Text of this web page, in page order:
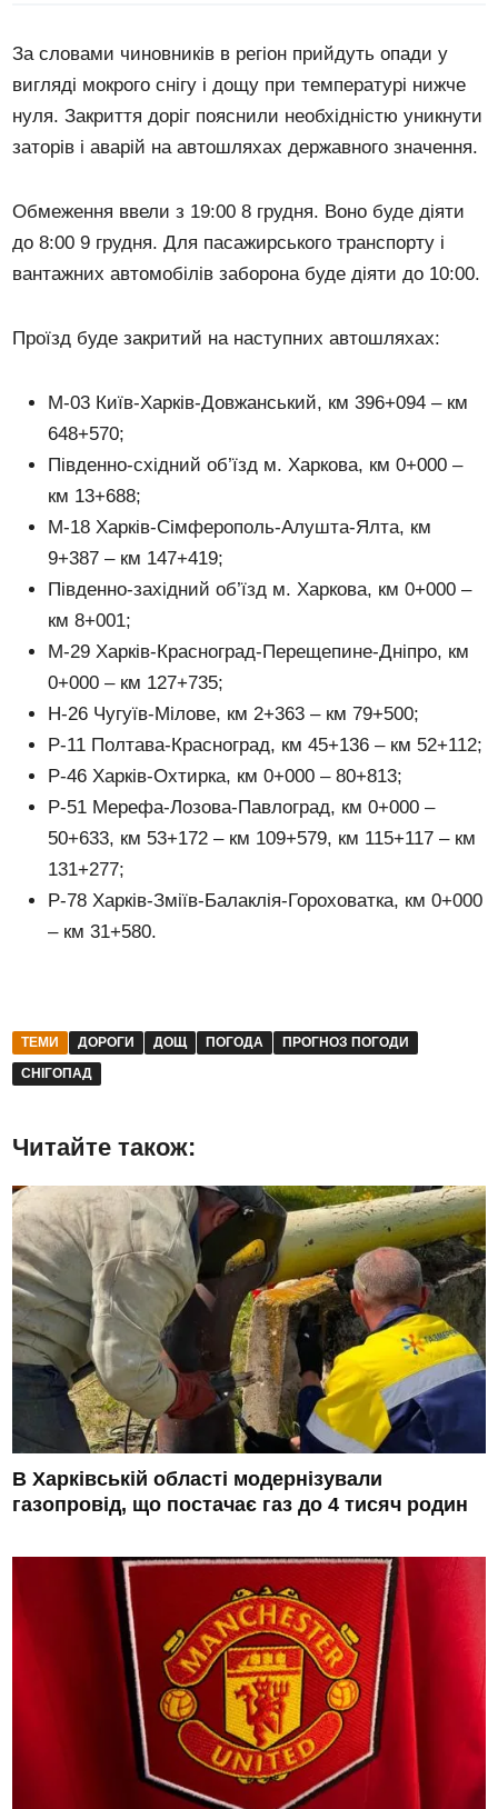
За словами чиновників в регіон прийдуть опади у
вигляді мокрого снігу і дощу при температурі нижче
нуля. Закриття доріг пояснили необхідністю уникнути
заторів і аварій на автошляхах державного значення.
Обмеження ввели з 19:00 8 грудня. Воно буде діяти
до 8:00 9 грудня. Для пасажирського транспорту і
вантажних автомобілів заборона буде діяти до 10:00.
Проїзд буде закритий на наступних автошляхах:
М-03 Київ-Харків-Довжанський, км 396+094 – км
648+570;
Південно-східний об’їзд м. Харкова, км 0+000 –
км 13+688;
М-18 Харків-Сімферополь-Алушта-Ялта, км
9+387 – км 147+419;
Південно-західний об’їзд м. Харкова, км 0+000 –
км 8+001;
М-29 Харків-Красноград-Перещепине-Дніпро, км
0+000 – км 127+735;
Н-26 Чугуїв-Мілове, км 2+363 – км 79+500;
Р-11 Полтава-Красноград, км 45+136 – км 52+112;
Р-46 Харків-Охтирка, км 0+000 – 80+813;
Р-51 Мерефа-Лозова-Павлоград, км 0+000 –
50+633, км 53+172 – км 109+579, км 115+117 – км
131+277;
Р-78 Харків-Зміїв-Балаклія-Гороховатка, км 0+000
– км 31+580.
ТЕМИ ДОРОГИ ДОЩ ПОГОДА
ПРОГНОЗ ПОГОДИ
СНІГОПАД
Читайте також:
В Харківській області модернізували
газопровід, що постачає газ до 4 тисяч родин